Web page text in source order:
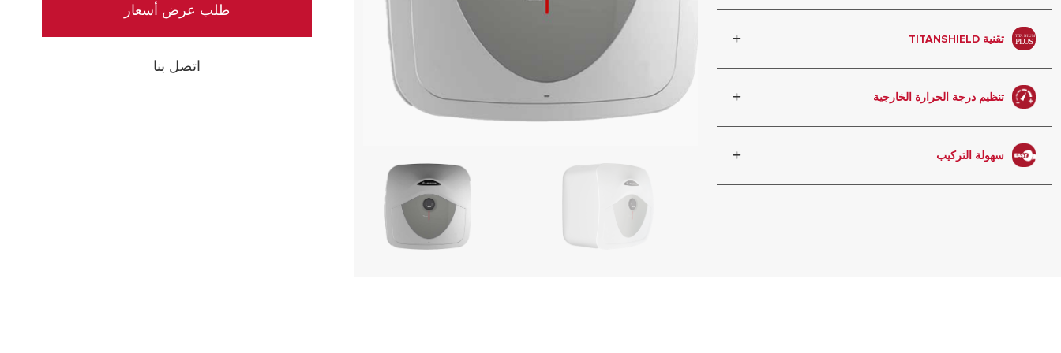
: جميع الطرازات سخانات المياه الكهربائية
تقنية TITANSHIELD
تنظيم درجة الحرارة الخارجية
سهولة التركيب
طلب عرض أسعار
اتصل بنا